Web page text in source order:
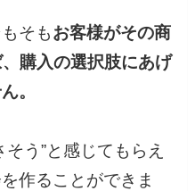
そもお客様がその商
購入の選択肢にあげ
。
う”と感じてもらえ
作ることができま